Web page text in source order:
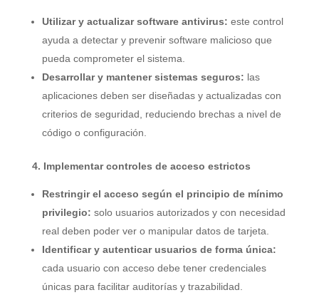
Utilizar y actualizar software antivirus: este control
ayuda a detectar y prevenir software malicioso que
pueda comprometer el sistema.
Desarrollar y mantener sistemas seguros: las
aplicaciones deben ser diseñadas y actualizadas con
criterios de seguridad, reduciendo brechas a nivel de
código o configuración.
4. Implementar controles de acceso estrictos
Restringir el acceso según el principio de mínimo
privilegio: solo usuarios autorizados y con necesidad
real deben poder ver o manipular datos de tarjeta.
Identificar y autenticar usuarios de forma única:
cada usuario con acceso debe tener credenciales
únicas para facilitar auditorías y trazabilidad.